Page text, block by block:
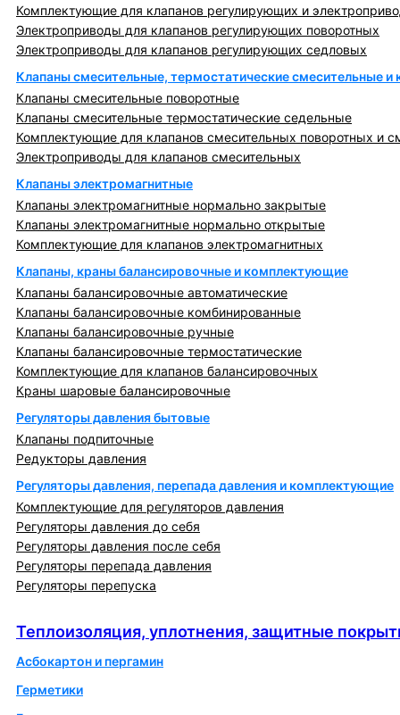
Комплектующие для клапанов регулирующих и
Электроприводы для клапанов регулирующих поворотных
Электроприводы для клапанов регулирующих седловых
Клапаны смесительные, термостатические смесительные
Клапаны смесительные поворотные
Клапаны смесительные термостатические седельные
Комплектующие для клапанов смесительных поворотных и
Электроприводы для клапанов смесительных
Клапаны электромагнитные
Клапаны электромагнитные нормально закрытые
Клапаны электромагнитные нормально открытые
Комплектующие для клапанов электромагнитных
Клапаны, краны балансировочные и комплектующие
Клапаны балансировочные автоматические
Клапаны балансировочные комбинированные
Клапаны балансировочные ручные
Клапаны балансировочные термостатические
Комплектующие для клапанов балансировочных
Краны шаровые балансировочные
Регуляторы давления бытовые
Клапаны подпиточные
Редукторы давления
Регуляторы давления, перепада давления и комплектующие
Комплектующие для регуляторов давления
Регуляторы давления до себя
Регуляторы давления после себя
Регуляторы перепада давления
Регуляторы перепуска
Теплоизоляция, уплотнения, защитные
Асбокартон и пергамин
Герметики